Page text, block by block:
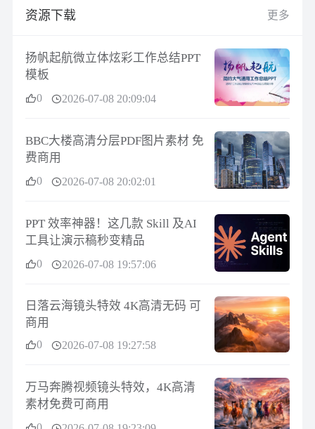
资源下载 更多
扬帆起航微立体炫彩工作总结PPT
模板
0 2026-07-08 20:09:04
BBC大楼高清分层PDF图片素材 免
费商用
0 2026-07-08 20:02:01
PPT 效率神器！这几款 Skill 及AI
工具让演示稿秒变精品
0 2026-07-08 19:57:06
日落云海镜头特效 4K高清无码 可
商用
0 2026-07-08 19:27:58
万马奔腾视频镜头特效，4K高清
素材免费可商用